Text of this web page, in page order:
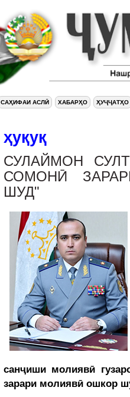
САҲИФАИ АСЛӢ ХАБАРҲО ҲУҶҶАТҲО
ҳуқуқ
СУЛАЙМОН
СОМОНӢ
ШУД"
санҷиши молиявӣ
зарари молиявӣ ошкор